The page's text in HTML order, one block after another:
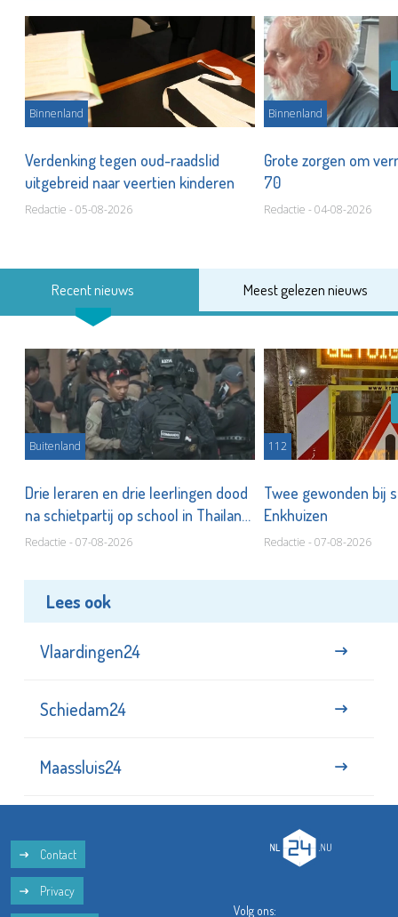
Binnenland
Verdenking tegen oud-raadslid
uitgebreid naar veertien kinderen
Redactie - 05-08-2026
Binnenland
Grote zorgen om
70
Redactie - 04-08-2026
Recent nieuws Meest gelezen nieuws
Buitenland
Drie leraren en drie leerlingen dood
na schietpartij op school in Thailand
Redactie - 07-08-2026
112
Twee gewonden bij
Enkhuizen
Redactie - 07-08-2026
Lees ook
Vlaardingen24
Schiedam24
Maassluis24
Contact
Privacy
Volg ons: